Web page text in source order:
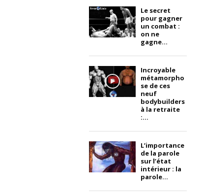
Le secret
pour gagner
un combat :
on ne
gagne...
Incroyable
métamorpho
se de ces
neuf
bodybuilders
à la retraite
:...
L’importance
de la parole
sur l’état
intérieur : la
parole...